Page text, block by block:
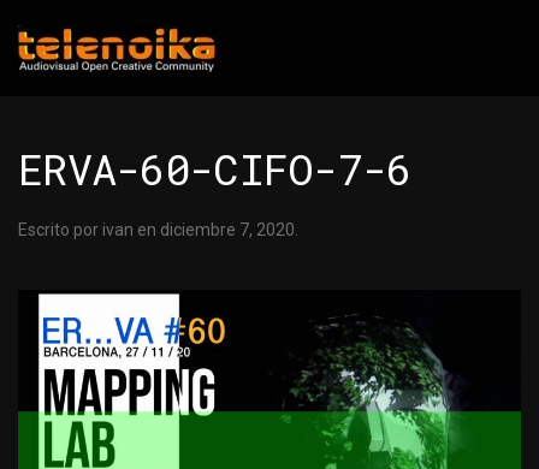
Ir al contenido principal
ERVA-60-CIFO-7-6
Escrito por ivan en diciembre 7, 2020